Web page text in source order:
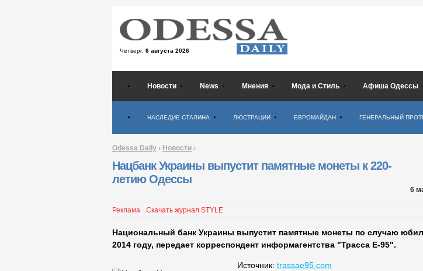
Четверг, 6 августа 2026
Новости News Мнения Мода и Стиль Афиша Одессы
НАСЛЕДИЕ СТАЛИНА ЛЮСТРАЦИИ ЕВРОМАЙДАН ГЕНЕРАЛЬНЫЙ
Odessa Daily › Новости ›
Нацбанк Украины выпустит памятные монеты к 220-
летию Одессы
6
Реклама Скачать журнал STYLE
Национальный банк Украины выпустит памятные монеты по случаю
2014 году, передает корреспондент информагентства "Трасса Е-95".
Источник: trassae95.com